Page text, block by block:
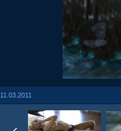
11.03.2011